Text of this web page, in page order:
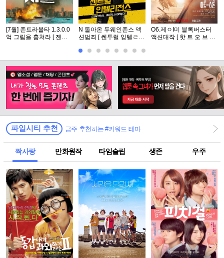
[7월] 존트라볼타 1.3.0.0
억 그림을 훔쳐라 [ 젠틀
N 돌아온 두웨인존스 액
션범죄 [ 쎈투럴 잉텔ㄹ1
FHD5.1
O6.제ㅇI미 블록버스터
액션대작 [ 핫 트 오 브 스
파일시티 추천 금주 추천하는 #키워드 테마
짝사랑 만화원작 타임슬립 생존 우주